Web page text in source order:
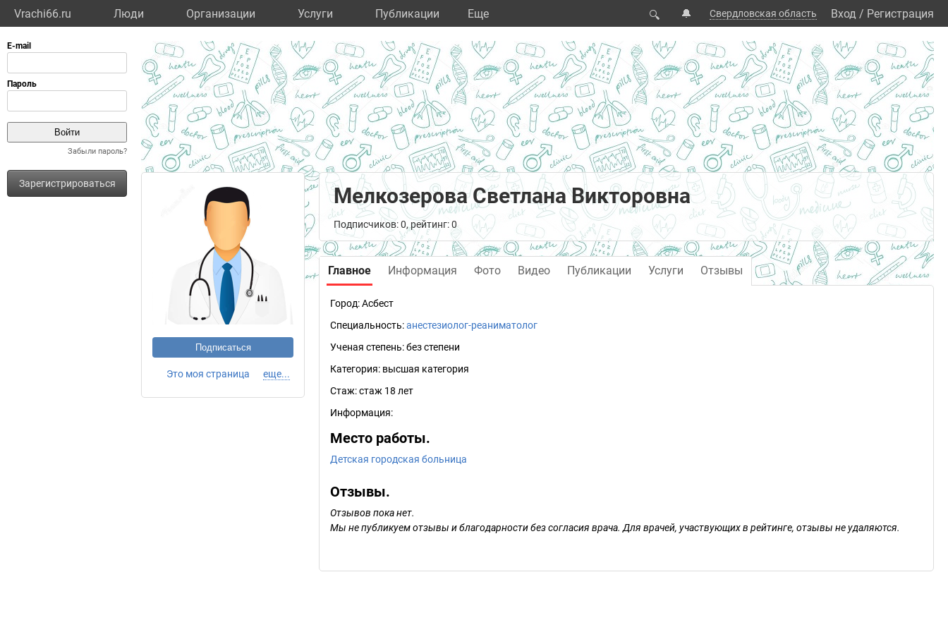
Vrachi66.ru Люди Организации Услуги Публикации Eще 🔍 🔔 Свердловская область Вход / Регистрация
Забыли пароль?
Зарегистрироваться
Подписаться
Это моя страница еще...
Мелкозерова Светлана Викторовна
Подписчиков: 0, рейтинг: 0
Главное Информация Фото Видео Публикации Услуги Отзывы
Город:Асбест
Специальность:анестезиолог-реаниматолог
Ученая степень:без степени
Категория: высшая категория
Стаж:стаж 18 лет
Информация:
Место работы.
Детская городская больница
Отзывы.
Отзывов пока нет.
Мы не публикуем отзывы и благодарности без согласия врача. Для врачей, участвующих в рейтинге, отзывы не удаляются.